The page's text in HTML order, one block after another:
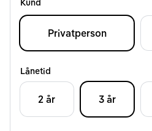
Kund
Privatperson
Lånetid
2 år 3 år